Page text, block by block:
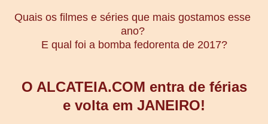
Quais os filmes e séries que mais gostamos esse
ano?
E qual foi a bomba fedorenta de 2017?
O ALCATEIA.COM entra de férias
e volta em JANEIRO!